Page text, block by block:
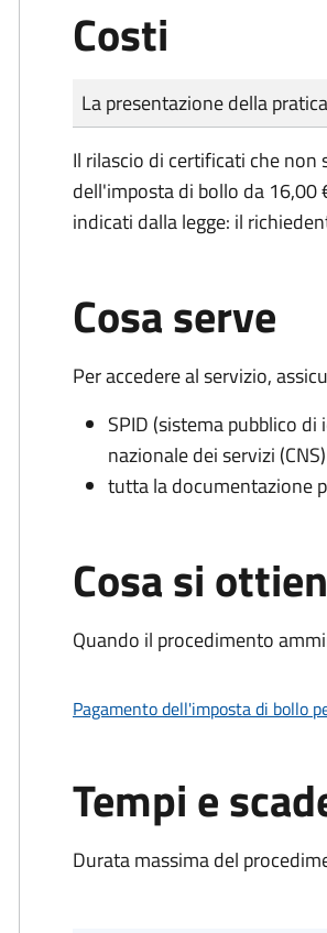
Costi
Tipo di pagamento
Importo
La presentazione della
Il rilascio di certificati che non
dell'imposta di bollo da 16,00
indicati dalla legge: il
Cosa serve
Per accedere al servizio,
SPID (sistema pubblico
nazionale dei servizi (CNS)
tutta la documentazione
Cosa si
Quando il procedimento
Pagamento dell'imposta di bollo
Tempi e
Durata massima del